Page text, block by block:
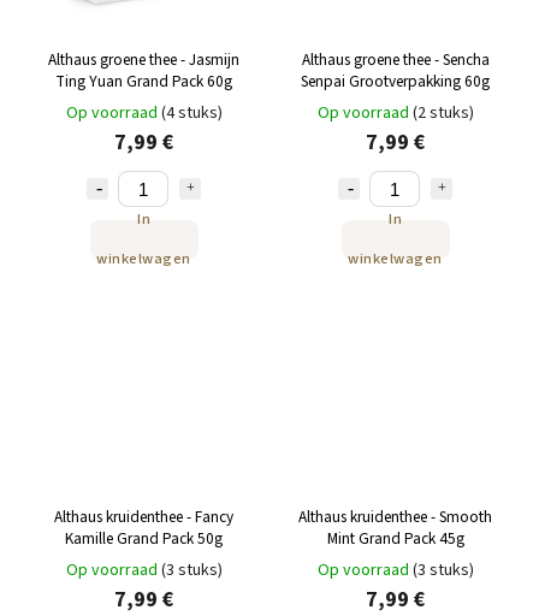
Althaus groene thee - Jasmijn
Ting Yuan Grand Pack 60g
Op voorraad (4 stuks)
7,99 €
In
winkelwagen
Althaus groene thee - Sencha
Senpai Grootverpakking 60g
Op voorraad (2 stuks)
7,99 €
In
winkelwagen
Althaus kruidenthee - Fancy
Kamille Grand Pack 50g
Op voorraad (3 stuks)
7,99 €
Althaus kruidenthee - Smooth
Mint Grand Pack 45g
Op voorraad (3 stuks)
7,99 €